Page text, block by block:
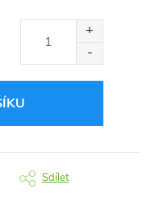
Sdílet